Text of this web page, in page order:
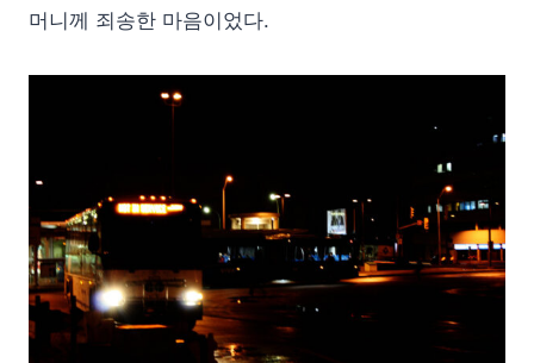
머니께 죄송한 마음이었다.